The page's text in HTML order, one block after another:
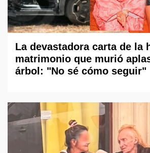
La devastadora carta de la
matrimonio que murió
árbol: "No sé cómo seguir"